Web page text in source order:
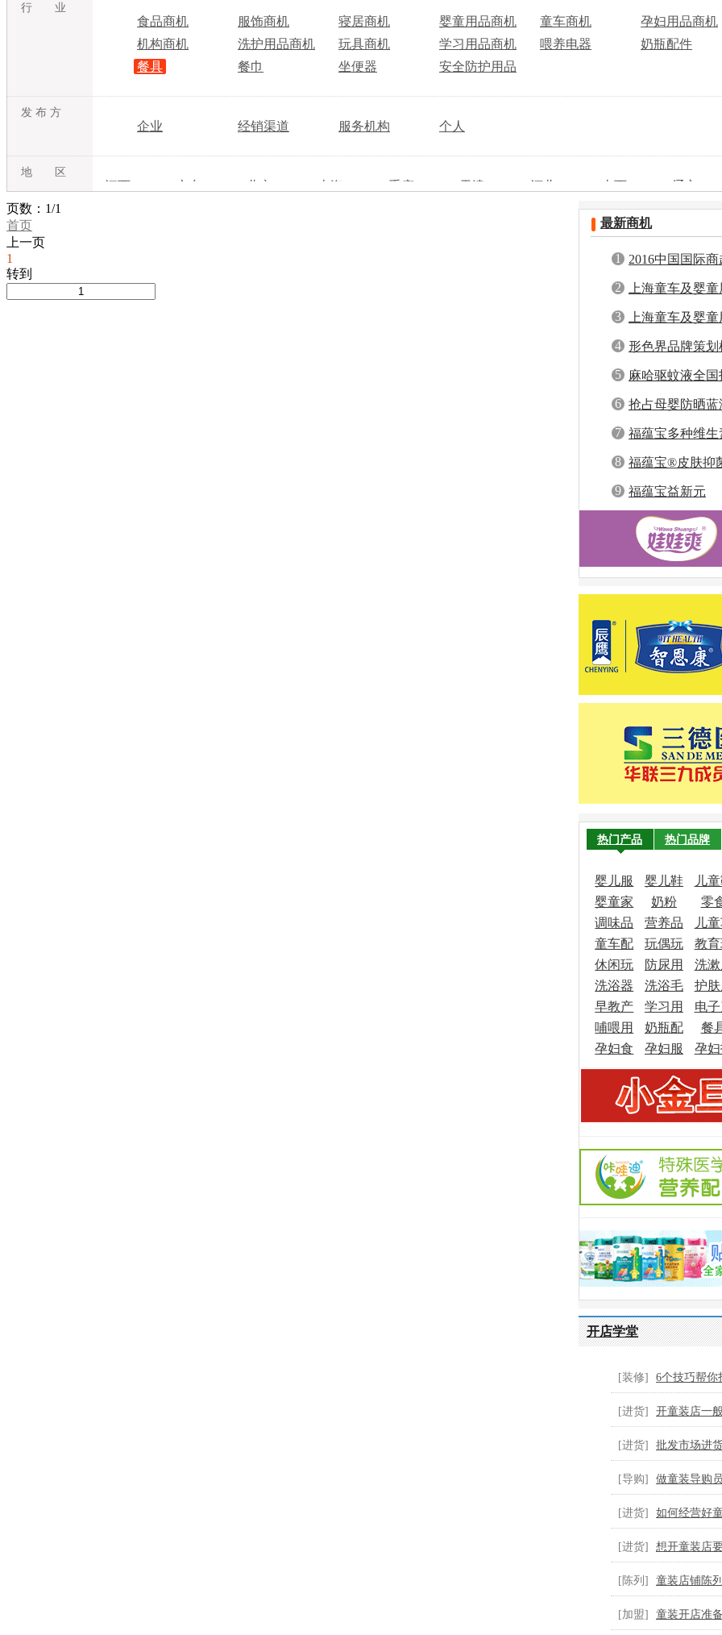
行 业
食品商机 服饰商机 寝居商机 婴童用品商机 童车商机
孕妇用品商机
机构商机
洗护用品商机 玩具商机 学习用品商机 喂养电器
奶瓶配件
餐具
餐巾 坐便器 安全防护用品
发 布 方
企业 经销渠道 服务机构 个人
地 区
江西 广东 北京 上海 重庆 天津 河北 山西
辽宁
山东
河南
西藏
页数：1/1
首页
上一页
1
转到
最新商机
1
2016中国国际
用品采购交易会
2 上海童车及婴
3 上海童车及婴
4 形色界品牌策
商
5 麻哈驱蚊液全
品，稳赚一夏！
6 抢占母婴防晒
晒霜全国招商，
7 福蕴宝多种维
8 福蕴宝®皮肤抑
9 福蕴宝益新元
热门产品 热门品牌
婴儿服
饰
婴儿鞋
袜
儿
婴童家
具
奶粉
零
调味品
营养品
儿
童车配
件
玩偶玩
具
教
具
休闲玩
具
防尿用
品
洗
品
洗浴器
皿
洗浴毛
巾
护
品
早教产
品
学习用
品
电
品
哺喂用
品
奶瓶配
件
餐
孕妇食
品
孕妇服
饰
孕
理
开店学堂
[装修] 6个技巧帮你
童...
[进货] 开童装店一
装...
[进货] 批发市场进
[导购] 做童装导购
童...
[进货] 如何经营好
货...
[进货] 想开童装店
货...
[陈列] 童装店铺陈
好...
[加盟] 童装开店准